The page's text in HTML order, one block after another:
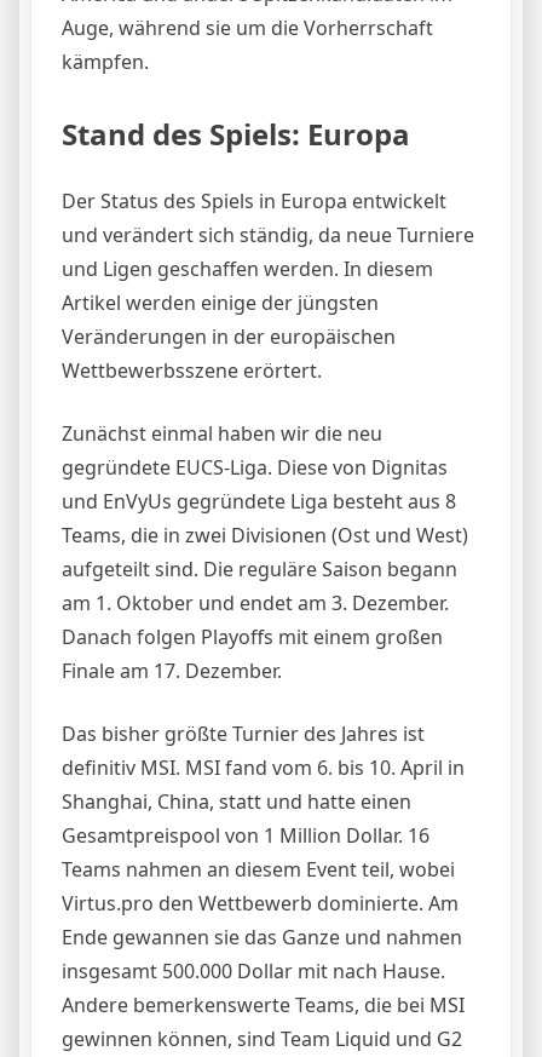
Auge, während sie um die Vorherrschaft
kämpfen.
Stand des Spiels: Europa
Der Status des Spiels in Europa entwickelt
und verändert sich ständig, da neue Turniere
und Ligen geschaffen werden. In diesem
Artikel werden einige der jüngsten
Veränderungen in der europäischen
Wettbewerbsszene erörtert.
Zunächst einmal haben wir die neu
gegründete EUCS-Liga. Diese von Dignitas
und EnVyUs gegründete Liga besteht aus 8
Teams, die in zwei Divisionen (Ost und West)
aufgeteilt sind. Die reguläre Saison begann
am 1. Oktober und endet am 3. Dezember.
Danach folgen Playoffs mit einem großen
Finale am 17. Dezember.
Das bisher größte Turnier des Jahres ist
definitiv MSI. MSI fand vom 6. bis 10. April in
Shanghai, China, statt und hatte einen
Gesamtpreispool von 1 Million Dollar. 16
Teams nahmen an diesem Event teil, wobei
Virtus.pro den Wettbewerb dominierte. Am
Ende gewannen sie das Ganze und nahmen
insgesamt 500.000 Dollar mit nach Hause.
Andere bemerkenswerte Teams, die bei MSI
gewinnen können, sind Team Liquid und G2